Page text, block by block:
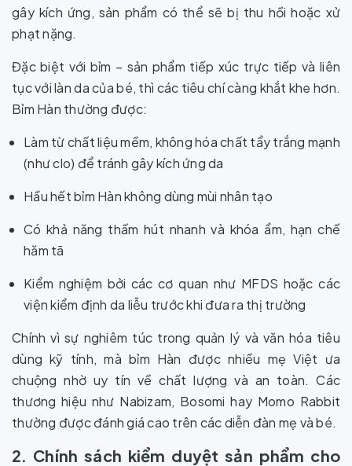
gây kích ứng, sản phẩm có thể sẽ bị thu hồi hoặc xử
phạt nặng.
Đặc biệt với bỉm – sản phẩm tiếp xúc trực tiếp và liên
tục với làn da của bé, thì các tiêu chí càng khắt khe hơn.
Bỉm Hàn thường được:
Làm từ chất liệu mềm, không hóa chất tẩy trắng mạnh
(như clo) để tránh gây kích ứng da
Hầu hết bỉm Hàn không dùng mùi nhân tạo
Có khả năng thấm hút nhanh và khóa ẩm, hạn chế
hăm tã
Kiểm nghiệm bởi các cơ quan như MFDS hoặc các
viện kiểm định da liễu trước khi đưa ra thị trường
Chính vì sự nghiêm túc trong quản lý và văn hóa tiêu
dùng kỹ tính, mà bỉm Hàn được nhiều mẹ Việt ưa
chuộng nhờ uy tín về chất lượng và an toàn. Các
thương hiệu như Nabizam, Bosomi hay Momo Rabbit
thường được đánh giá cao trên các diễn đàn mẹ và bé.
2. Chính sách kiểm duyệt sản phẩm cho